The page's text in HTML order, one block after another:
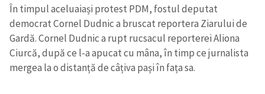
În timpul aceluaiași protest PDM, fostul deputat
democrat Cornel Dudnic a bruscat reportera Ziarului de
Gardă. Cornel Dudnic a rupt rucsacul reporterei Aliona
Ciurcă, după ce l-a apucat cu mâna, în timp ce jurnalista
mergea la o distanță de câțiva pași în fața sa.